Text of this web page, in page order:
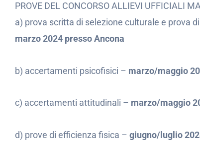
PROVE DEL CONCORSO ALLIEVI UFFICIALI
a) prova scritta di selezione culturale e prova
marzo 2024 presso Ancona
b) accertamenti psicofisici – marzo/maggio
c) accertamenti attitudinali – marzo/maggio
d) prove di efficienza fisica – giugno/luglio